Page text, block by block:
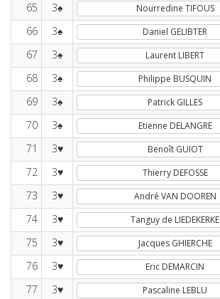
65
3♠ Nourredine TIFOUS
66
3♠ Daniel GELIBTER
67
3♠ Laurent LIBERT
68
3♠ Philippe BUSQUIN
69
3♠ Patrick GILLES
70
3♠ Etienne DELANGRE
71
3♥ Benoît GUIOT
72
3♥ Thierry DEFOSSE
73
3♥ André VAN DOOREN
74
3♥ Tanguy de LIEDEKERKE
75
3♥ Jacques GHIERCHE
76
3♥ Eric DEMARCIN
77
3♥ Pascaline LEBLU